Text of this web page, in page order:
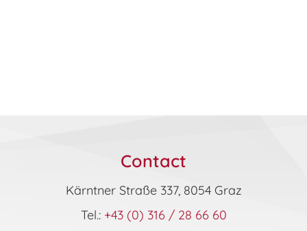
Contact
Kärntner Straße 337, 8054 Graz
Tel.: +43 (0) 316 / 28 66 60